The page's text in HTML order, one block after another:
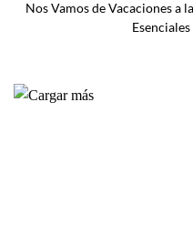
Nos Vamos de Vacaciones a